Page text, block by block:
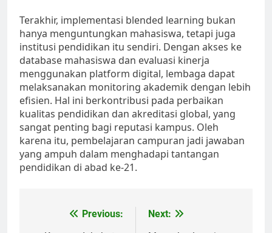
Terakhir, implementasi blended learning bukan
hanya menguntungkan mahasiswa, tetapi juga
institusi pendidikan itu sendiri. Dengan akses ke
database mahasiswa dan evaluasi kinerja
menggunakan platform digital, lembaga dapat
melaksanakan monitoring akademik dengan lebih
efisien. Hal ini berkontribusi pada perbaikan
kualitas pendidikan dan akreditasi global, yang
sangat penting bagi reputasi kampus. Oleh
karena itu, pembelajaran campuran jadi jawaban
yang ampuh dalam menghadapi tantangan
pendidikan di abad ke-21.
Previous:
Next: